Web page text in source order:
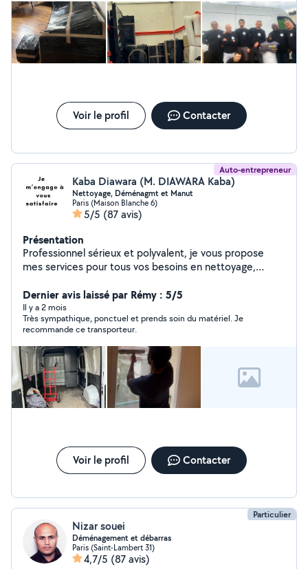
également pour gérer les potentiels imprévus. Très bon service
client avant achat. Et très bon rapport qualité prix. Je
recommande.
Voir le profil Contacter
Auto-entrepreneur
Kaba Diawara (M. DIAWARA Kaba)
Nettoyage, Déménagmt et Manut
Paris (Maison Blanche 6)
5/5 (87 avis)
Présentation
Professionnel sérieux et polyvalent, je vous propose
mes services pour tous vos besoins en nettoyage,
et petits travaux du quotidien. Grâce à mon expérience
et à mon sens du service, j'interviens avec efficacité,
soin et professionnalisme afin de vous garantir un travail
propre et de qualité. Ponctuel, organisé et à l'écoute, je
m'adapte à chaque demande pour vous offrir une
prestation fiable et sans stress. Mon objectif : vous
apporter une aide concrète et une entière satisfaction
à chaque intervention. N'hésitez pas à me contacter, je
serai ravi de vous accompagner dans vos projets.
Dernier avis laissé par Rémy : 5/5
Il y a 2 mois
Très sympathique, ponctuel et prends soin du matériel. Je
recommande ce transporteur.
Voir le profil Contacter
Particulier
Nizar souei
Déménagement et débarras
Paris (Saint-Lambert 31)
4,7/5 (87 avis)